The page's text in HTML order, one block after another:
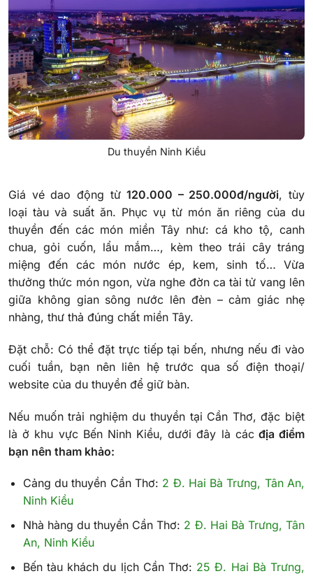
Du thuyền Ninh Kiều
Giá vé dao động từ120.000 – 250.000đ/người, tùy
loại tàu và suất ăn. Phục vụ từ món ăn riêng của du
thuyền đến các món miền Tây như: cá kho tộ, canh
chua, gỏi cuốn, lẩu mắm…, kèm theo trái cây tráng
miệng đến các món nước ép, kem, sinh tố… Vừa
thưởng thức món ngon, vừa nghe đờn ca tài tử vang lên
giữa không gian sông nước lên đèn – cảm giác nhẹ
nhàng, thư thả đúng chất miền Tây.
Đặt chỗ: Có thể đặt trực tiếp tại bến, nhưng nếu đi vào
cuối tuần, bạn nên liên hệ trước qua số điện thoại/
website của du thuyền để giữ bàn.
Nếu muốn trải nghiệm du thuyền tại Cần Thơ, đặc biệt
là ở khu vực Bến Ninh Kiều, dưới đây là cácđịa điểm
bạn nên tham khảo:
Cảng du thuyền Cần Thơ: 2 Đ. Hai Bà Trưng, Tân An,
Ninh Kiều
Nhà hàng du thuyền Cần Thơ: 2 Đ. Hai Bà Trưng, Tân
An, Ninh Kiều
Bến tàu khách du lịch Cần Thơ: 25 Đ. Hai Bà Trưng,